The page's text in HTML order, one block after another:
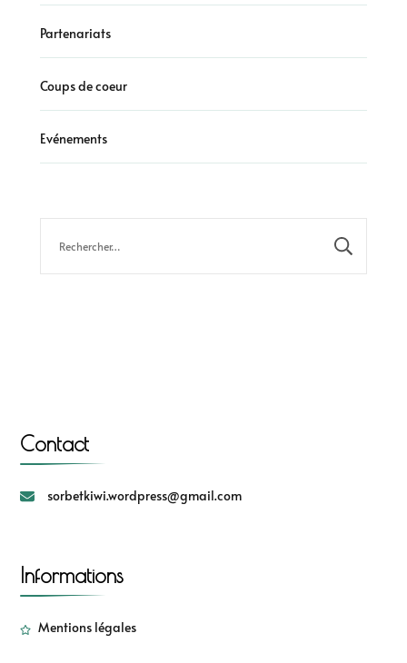
Partenariats
Coups de coeur
Evénements
Contact
sorbetkiwi.wordpress@gmail.com
Informations
Mentions légales